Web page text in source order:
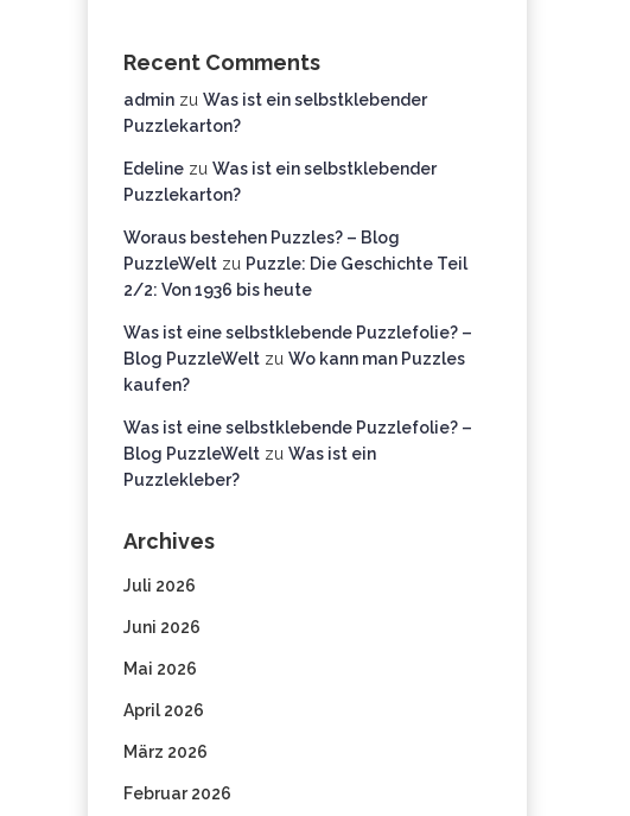
Recent Comments
admin zu Was ist ein selbstklebender
Puzzlekarton?
Edeline zu Was ist ein selbstklebender
Puzzlekarton?
Woraus bestehen Puzzles? – Blog
PuzzleWelt zu Puzzle: Die Geschichte Teil
2/2: Von 1936 bis heute
Was ist eine selbstklebende Puzzlefolie? –
Blog PuzzleWelt zu Wo kann man Puzzles
kaufen?
Was ist eine selbstklebende Puzzlefolie? –
Blog PuzzleWelt zu Was ist ein
Puzzlekleber?
Archives
Juli 2026
Juni 2026
Mai 2026
April 2026
März 2026
Februar 2026